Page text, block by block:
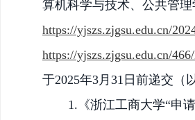
算机科学与技术、公共管理
https://yjszs.zjgsu.edu.cn/
https://yjszs.zjgsu.edu.cn/
于2025年3月31日前递交（
1.《浙江工商大学“申